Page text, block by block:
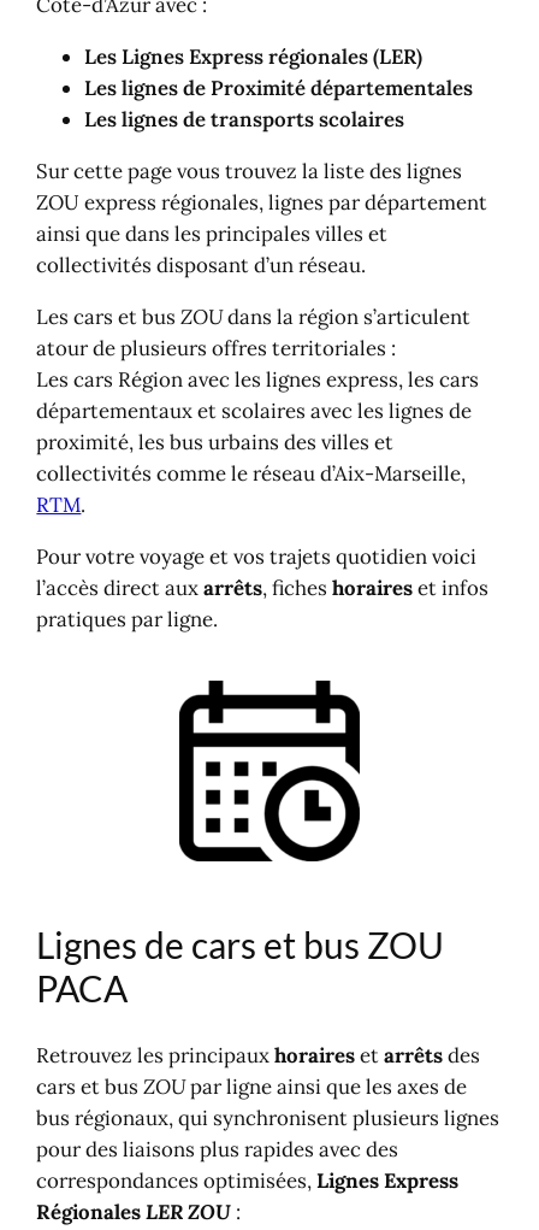
Les Lignes Express régionales (LER)
Les lignes de Proximité départementales
Les lignes de transports scolaires
Sur cette page vous trouvez la liste des lignes
ZOU express régionales, lignes par département
ainsi que dans les principales villes et
collectivités disposant d’un réseau.
Les cars et busZOUdans la région s’articulent
atour de plusieurs offres territoriales :
Les cars Région avec les lignes express, les cars
départementaux et scolaires avec les lignes de
proximité, les bus urbains des villes et
collectivités comme le réseau d’Aix-Marseille,
RTM.
Pour votre voyage et vos trajets quotidien voici
l’accès direct auxarrêts, ficheshoraireset infos
pratiques par ligne.
Lignes de cars et bus ZOU
PACA
Retrouvez les principauxhorairesetarrêtsdes
cars et busZOUpar ligne ainsi que les axes de
bus régionaux, qui synchronisent plusieurs lignes
pour des liaisons plus rapides avec des
correspondances optimisées,Lignes Express
RégionalesLERZOU :